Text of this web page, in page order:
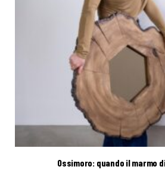
Ossimoro: quando il marmo